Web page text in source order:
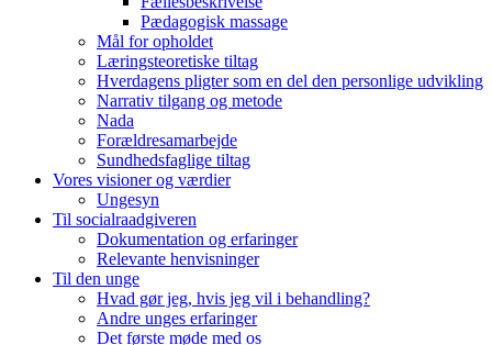
Pædagogisk massage
Mål for opholdet
Læringsteoretiske tiltag
Hverdagens pligter som en del den personlige udvikling
Narrativ tilgang og metode
Nada
Forældresamarbejde
Sundhedsfaglige tiltag
Vores visioner og værdier​
Ungesyn
Til socialraadgiveren
Dokumentation og erfaringer
Relevante henvisninger
Til den unge
Hvad gør jeg, hvis jeg vil i behandling?
Andre unges erfaringer
Det første møde med os